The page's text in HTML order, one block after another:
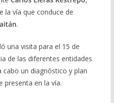
la vía que conduce de
.
una visita para el 15 de
de las diferentes entidades
un diagnóstico y plan
presenta en la vía.